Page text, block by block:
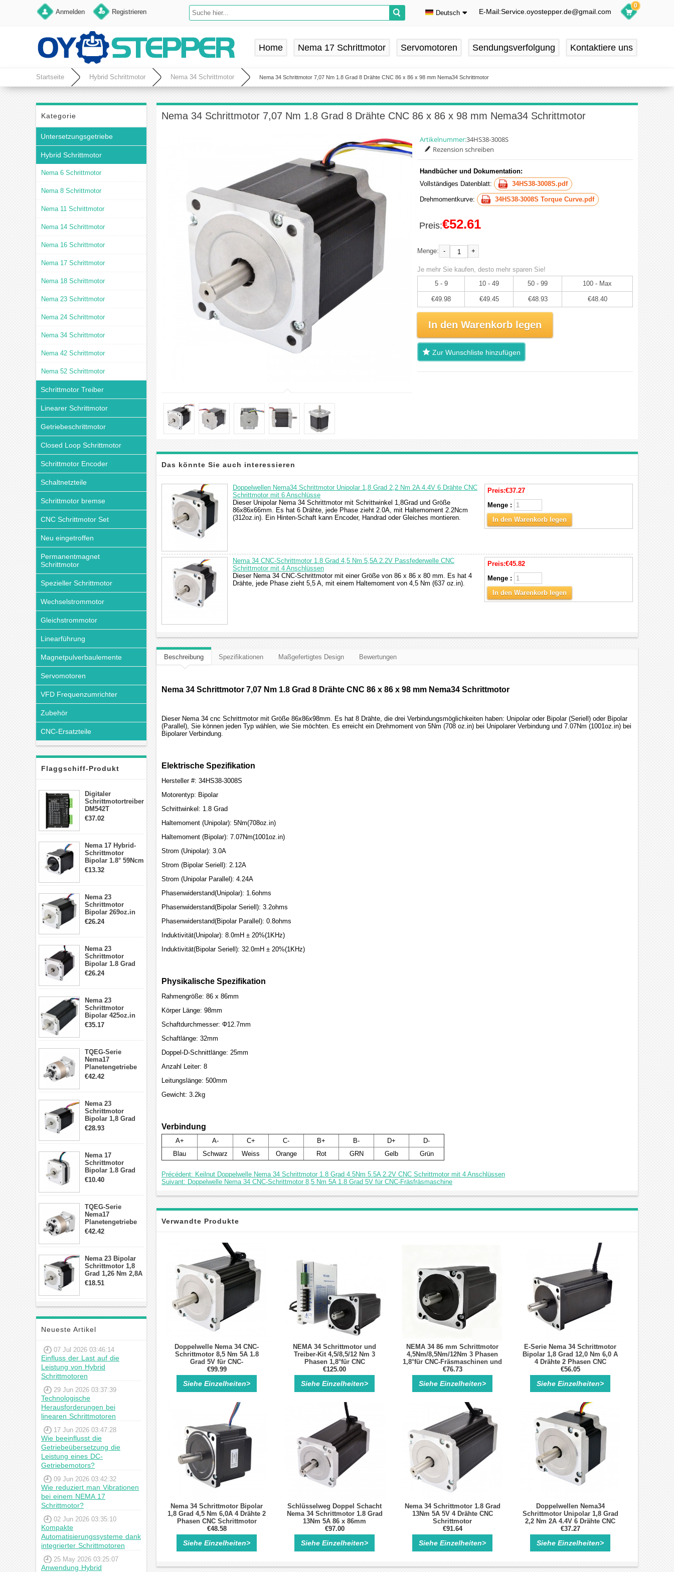
Anmelden Registrieren Deutsch
Deutsch
Español
E-Mail:Service.oyostepper.de@gmail.com
0
Home Nema 17 Schrittmotor Servomotoren Sendungsverfolgung Kontaktiere uns
Startseite Hybrid Schrittmotor Nema 34 Schrittmotor Nema 34 Schrittmotor 7,07 Nm 1.8 Grad 8 Drähte CNC 86 x 86 x 98 mm Nema34 Schrittmotor
Kategorie
Untersetzungsgetriebe
Hybrid Schrittmotor
Nema 6 Schrittmotor
Nema 8 Schrittmotor
Nema 11 Schrittmotor
Nema 14 Schrittmotor
Nema 16 Schrittmotor
Nema 17 Schrittmotor
Nema 18 Schrittmotor
Nema 23 Schrittmotor
Nema 24 Schrittmotor
Nema 34 Schrittmotor
Nema 42 Schrittmotor
Nema 52 Schrittmotor
Schrittmotor Treiber
Linearer Schrittmotor
Getriebeschrittmotor
Closed Loop Schrittmotor
Schrittmotor Encoder
Schaltnetzteile
Schrittmotor bremse
CNC Schrittmotor Set
Neu eingetroffen
Permanentmagnet
Schrittmotor
Spezieller Schrittmotor
Wechselstrommotor
Gleichstrommotor
Linearführung
Magnetpulverbaulemente
Servomotoren
VFD Frequenzumrichter
Zubehör
CNC-Ersatzteile
Flaggschiff-Produkt
Digitaler
Schrittmotortreiber
DM542T
Schrittmotor
Schrittmotor
€37.02
Nema 17 Hybrid-
Schrittmotor
Bipolar 1.8° 59Ncm
2A 4 Drähte mit 1m
€13.32
Nema 23
Schrittmotor
Bipolar 269oz.in
2,8A 57x57x76mm
€26.24
Nema 23
Schrittmotor
Bipolar 1.8 Grad
1.9Nm 3A 3.36V 4
€26.24
Nema 23
Schrittmotor
Bipolar 425oz.in
4.2A 57x57x114mm
€35.17
TQEG-Serie
Nema17
Planetengetriebe
5:1 Spiel 15Arc-
€42.42
Nema 23
Schrittmotor
Bipolar 1,8 Grad
2,83Nm 4 A 2,26V
€28.93
Nema 17
Schrittmotor
Bipolar 1.8 Grad
8.7Ncm 1A 3.5V 4
€10.40
TQEG-Serie
Nema17
Planetengetriebe
10:1 Spiel 15Arc-
€42.42
Nema 23 Bipolar
Schrittmotor 1,8
Grad 1,26 Nm 2,8A
2,5V 4 Drähte
€18.51
Neueste Artikel
07 Jul 2026 03:46:14
Einfluss der Last auf die
Leistung von Hybrid
Schrittmotoren
29 Jun 2026 03:37:39
Technologische
Herausforderungen bei
linearen Schrittmotoren
17 Jun 2026 03:47:28
Wie beeinflusst die
Getriebeübersetzung die
Leistung eines DC-
Getriebemotors?
09 Jun 2026 03:42:32
Wie reduziert man Vibrationen
bei einem NEMA 17
Schrittmotor?
02 Jun 2026 03:35:10
Kompakte
Automatisierungssysteme dank
integrierter Schrittmotoren
25 May 2026 03:25:07
Anwendung Hybrid
Nema 34 Schrittmotor 7,07 Nm 1.8 Grad 8 Drähte CNC 86 x 86 x 98 mm Nema34 Schrittmotor
Artikelnummer:34HS38-3008S
Rezension schreiben
Handbücher und Dokumentation:
Vollständiges Datenblatt:
34HS38-3008S.pdf
Drehmomentkurve: 34HS38-3008S Torque Curve.pdf
Preis:€52.61
Menge: - +
Je mehr Sie kaufen, desto mehr sparen Sie!
5 - 9
10 - 49 50 - 99 100 - Max
€49.98 €49.45 €48.93 €48.40
In den Warenkorb legen
Zur Wunschliste hinzufügen
Das könnte Sie auch interessieren
Doppelwellen Nema34 Schrittmotor Unipolar 1,8 Grad 2,2 Nm 2A 4.4V 6 Drähte CNC
Schrittmotor mit 6 Anschlüsse
Dieser Unipolar Nema 34 Schrittmotor mit Schrittwinkel 1,8Grad und Größe
86x86x66mm. Es hat 6 Drähte, jede Phase zieht 2.0A, mit Haltemoment 2.2Ncm
(312oz.in). Ein Hinten-Schaft kann Encoder, Handrad oder Gleiches montieren.
Preis:€37.27
Menge :
In den Warenkorb legen
Nema 34 CNC-Schrittmotor 1.8 Grad 4,5 Nm 5,5A 2.2V Passfederwelle CNC
Schrittmotor mit 4 Anschlüssen
Dieser Nema 34 CNC-Schrittmotor mit einer Größe von 86 x 86 x 80 mm. Es hat 4
Drähte, jede Phase zieht 5,5 A, mit einem Haltemoment von 4,5 Nm (637 oz.in).
Preis:€45.82
Menge :
In den Warenkorb legen
Beschreibung Spezifikationen Maßgefertigtes Design Bewertungen
Nema 34 Schrittmotor 7,07 Nm 1.8 Grad 8 Drähte CNC 86 x 86 x 98 mm Nema34 Schrittmotor
Dieser Nema 34 cnc Schrittmotor mit Größe 86x86x98mm. Es hat 8 Drähte, die drei Verbindungsmöglichkeiten haben: Unipolar oder Bipolar (Seriell) oder Bipolar
(Parallel), Sie können jeden Typ wählen, wie Sie möchten. Es erreicht ein Drehmoment von 5Nm (708 oz.in) bei Unipolarer Verbindung und 7.07Nm (1001oz.in) bei
Bipolarer Verbindung.
Elektrische Spezifikation
Hersteller #: 34HS38-3008S
Motorentyp: Bipolar
Schrittwinkel: 1.8 Grad
Haltemoment (Unipolar): 5Nm(708oz.in)
Haltemoment (Bipolar): 7.07Nm(1001oz.in)
Strom (Unipolar): 3.0A
Strom (Bipolar Seriell): 2.12A
Strom (Unipolar Parallel): 4.24A
Phasenwiderstand(Unipolar): 1.6ohms
Phasenwiderstand(Bipolar Seriell): 3.2ohms
Phasenwiderstand(Bipolar Parallel): 0.8ohms
Induktivität(Unipolar): 8.0mH ± 20%(1KHz)
Induktivität(Bipolar Seriell): 32.0mH ± 20%(1KHz)
Physikalische Spezifikation
Rahmengröße: 86 x 86mm
Körper Länge: 98mm
Schaftdurchmesser: Φ12.7mm
Schaftlänge: 32mm
Doppel-D-Schnittlänge: 25mm
Anzahl Leiter: 8
Leitungslänge: 500mm
Gewicht: 3.2kg
Verbindung
A+ A- C+ C- B+ B- D+
D-
Blau
Schwarz Weiss Orange Rot GRN Gelb Grün
Précédent: Keilnut Doppelwelle Nema 34 Schrittmotor 1.8 Grad 4.5Nm 5.5A 2.2V CNC Schrittmotor mit 4 Anschlüssen
Suivant: Doppelwelle Nema 34 CNC-Schrittmotor 8,5 Nm 5A 1.8 Grad 5V für CNC-Fräsfräsmaschine
Verwandte Produkte
Doppelwelle Nema 34 CNC-
Schrittmotor 8,5 Nm 5A 1.8
Grad 5V für CNC-
Fräsfräsmaschine
€99.99
Siehe Einzelheiten>
NEMA 34 Schrittmotor und
Treiber-Kit 4,5/8,5/12 Nm 3
Phasen 1,8°für CNC
Fräsmaschinen und Router
€125.00
Siehe Einzelheiten>
NEMA 34 86 mm Schrittmotor
4,5Nm/8,5Nm/12Nm 3 Phasen
1,8°für CNC-Fräsmaschinen und
-Router
€76.73
Siehe Einzelheiten>
E-Serie Nema 34 Schrittmotor
Bipolar 1,8 Grad 12,0 Nm 6,0 A
4 Drähte 2 Phasen CNC
Schrittmotor
€56.05
Siehe Einzelheiten>
Nema 34 Schrittmotor Bipolar
1,8 Grad 4,5 Nm 6,0A 4 Drähte 2
Phasen CNC Schrittmotor
€48.58
Siehe Einzelheiten>
Schlüsselweg Doppel Schacht
Nema 34 Schrittmotor 1.8 Grad
13Nm 5A 86 x 86mm
€97.00
Siehe Einzelheiten>
Nema 34 Schrittmotor 1.8 Grad
13Nm 5A 5V 4 Drähte CNC
Schrittmotor
€91.64
Siehe Einzelheiten>
Doppelwellen Nema34
Schrittmotor Unipolar 1,8 Grad
2,2 Nm 2A 4.4V 6 Drähte CNC
Schrittmotor mit 6 Anschlüsse
€37.27
Siehe Einzelheiten>